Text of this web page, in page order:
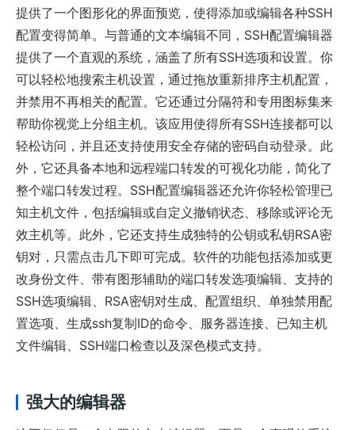
提供了一个图形化的界面预览，使得添加或编辑各种SSH
配置变得简单。与普通的文本编辑不同，SSH配置编辑器
提供了一个直观的系统，涵盖了所有SSH选项和设置。你
可以轻松地搜索主机设置，通过拖放重新排序主机配置，
并禁用不再相关的配置。它还通过分隔符和专用图标集来
帮助你视觉上分组主机。该应用使得所有SSH连接都可以
轻松访问，并且还支持使用安全存储的密码自动登录。此
外，它还具备本地和远程端口转发的可视化功能，简化了
整个端口转发过程。SSH配置编辑器还允许你轻松管理已
知主机文件，包括编辑或自定义撤销状态、移除或评论无
效主机等。此外，它还支持生成独特的公钥或私钥RSA密
钥对，只需点击几下即可完成。软件的功能包括添加或更
改身份文件、带有图形辅助的端口转发选项编辑、支持的
SSH选项编辑、RSA密钥对生成、配置组织、单独禁用配
置选项、生成ssh复制ID的命令、服务器连接、已知主机
文件编辑、SSH端口检查以及深色模式支持。
强大的编辑器